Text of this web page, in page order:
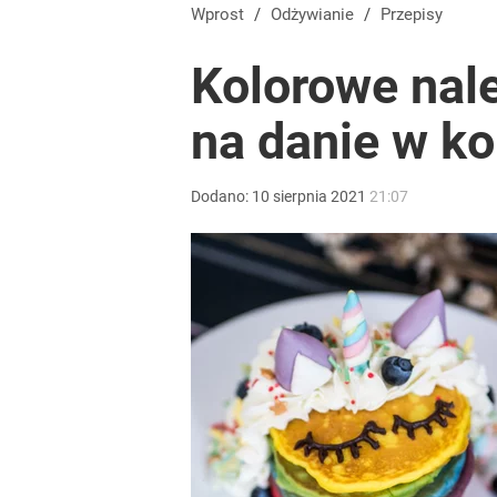
Smak lata z czasów PRL-u wraca. Ten lodowy
Wrze po roku Nawrockiego. „Największa hańba”
Do ziemniaków dodaję drożdże. Te racuchy są
Wprost / Odżywianie / Przepisy
Kolorowe
na danie w
Dodano: 10 sierpnia 2021 21:07